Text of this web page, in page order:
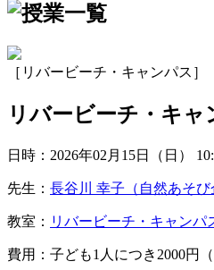
［リバービーチ・キャンパス］
リバービーチ・キャ
日時：2026年02月15日（日）
先生： 長谷川 幸子（自然あそび
教室： リバービーチ・キャンパ
費用：子ども1人につき2000円